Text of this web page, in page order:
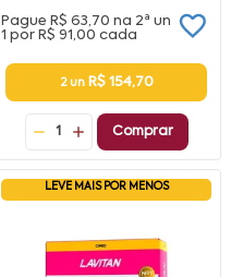
Pague R$ 63,70 na 2ª un
1 por R$ 91,00 cada
2 un R$ 154,70
1 Comprar
LEVE MAIS POR MENOS